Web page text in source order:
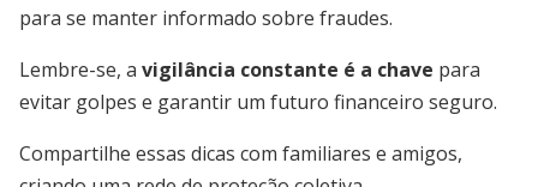
para se manter informado sobre fraudes.
Lembre-se, a vigilância constante é a chave para
evitar golpes e garantir um futuro financeiro seguro.
Compartilhe essas dicas com familiares e amigos,